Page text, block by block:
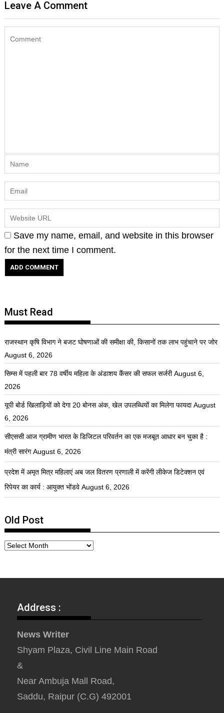
Leave A Comment
Save my name, email, and website in this browser
for the next time I comment.
Must Read
राजस्थान कृषि विभाग ने बजट घोषणाओं की समीक्षा की, किसानों तक लाभ पहुंचाने पर जोर
August 6, 2026
सिम्स में पहली बार 78 वर्षीय महिला के अंडाशय कैंसर की सफल सर्जरी August 6,
2026
यूपी बोर्ड खिलाड़ियों को देगा 20 बोनस अंक, खेल उपलब्धियों का मिलेगा फायदा August
6, 2026
सीएससी आज ग्रामीण भारत के डिजिटल परिवर्तन का एक मजबूत आधार बन चुका है :
मंत्री सारंग August 6, 2026
प्रदेश में अमृत मित्र महिलाएं अब जल वितरण प्रणाली में करेंगी लीकेज डिटेक्शन एवं
रिपेयर का कार्य : आयुक्त भोंडवे August 6, 2026
Old Post
Address :
News Writer
Shyam Plaza, Civil Line Main Road
&
Near Ambuja Mall Road,
Saddu, Raipur (C.G) 492001